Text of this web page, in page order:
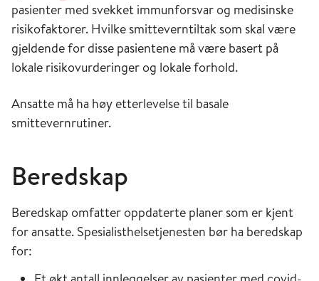
pasienter med svekket immunforsvar og medisinske
risikofaktorer. Hvilke smitteverntiltak som skal være
gjeldende for disse pasientene må være basert på
lokale risikovurderinger og lokale forhold.
Ansatte må ha høy etterlevelse til basale
smittevernrutiner.
Beredskap
Beredskap omfatter oppdaterte planer som er kjent
for ansatte. Spesialisthelsetjenesten bør ha beredskap
for: